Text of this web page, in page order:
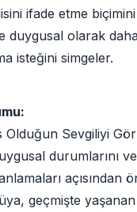
ifade etme
duygusal olarak
isteğini simgeler.
Olduğun Sevgiliyi
durumlarını
açısından
geçmişte yaşanan